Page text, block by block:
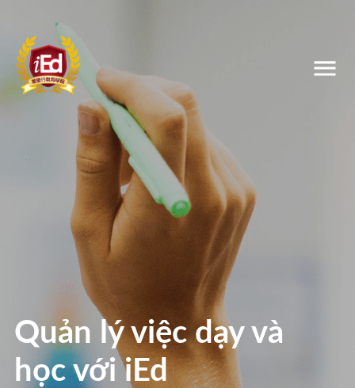
Quản lý việc dạy và
học với iEd